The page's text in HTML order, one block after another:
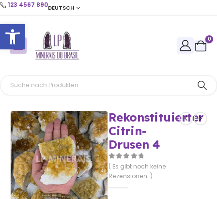
Open toolbar
123 4567 890DEUTSCH
0
Rekonstituierter
Citrin-
Drusen 4
0out of 5
( Es gibt noch keine
Rezensionen. )